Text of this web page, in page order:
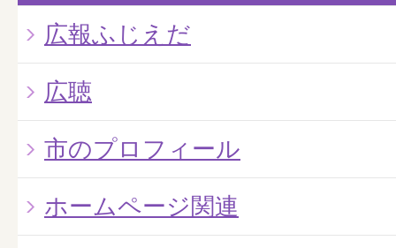
広報ふじえだ
広聴
市のプロフィール
ホームページ関連